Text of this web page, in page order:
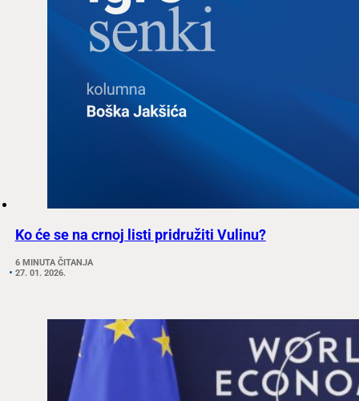
Ko će se na crnoj listi pridružiti Vulinu?
6 MINUTA ČITANJA
27. 01. 2026.